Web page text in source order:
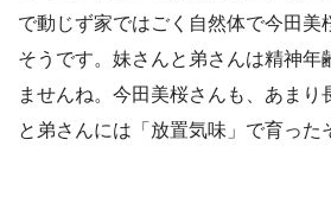
で動じず家ではごく自然体で今田美
そうです。妹さんと弟さんは精神年
ませんね。今田美桜さんも、あまり
と弟さんには「放置気味」で育った